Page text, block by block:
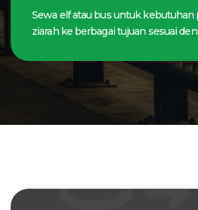
Sewa elf atau bus untuk kebutuhan
ziarah ke berbagai tujuan sesuai